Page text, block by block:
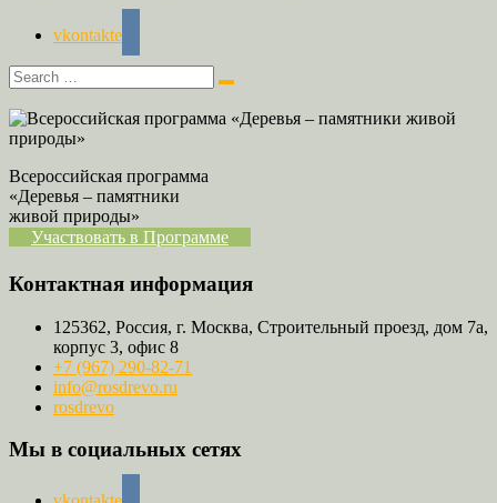
vkontakte
Всероссийская программа
«Деревья – памятники
живой природы»
Участвовать в Программе
Контактная информация
125362, Россия, г. Москва, Строительный проезд, дом 7а,
корпус 3, офис 8
+7 (967) 290-82-71
info@rosdrevo.ru
rosdrevo
Мы в социальных сетях